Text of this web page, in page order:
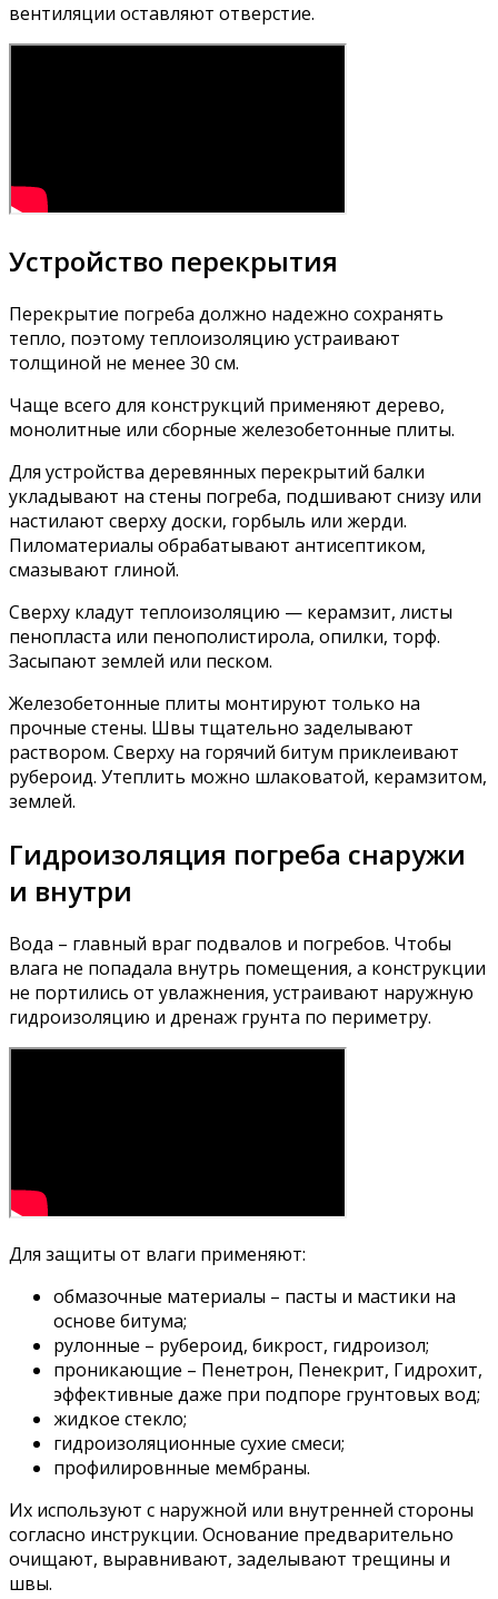
вентиляции оставляют отверстие.
Устройство перекрытия
Перекрытие погреба должно надежно сохранять
тепло, поэтому теплоизоляцию устраивают
толщиной не менее 30 см.
Чаще всего для конструкций применяют дерево,
монолитные или сборные железобетонные плиты.
Для устройства деревянных перекрытий балки
укладывают на стены погреба, подшивают снизу или
настилают сверху доски, горбыль или жерди.
Пиломатериалы обрабатывают антисептиком,
смазывают глиной.
Сверху кладут теплоизоляцию — керамзит, листы
пенопласта или пенополистирола, опилки, торф.
Засыпают землей или песком.
Железобетонные плиты монтируют только на
прочные стены. Швы тщательно заделывают
раствором. Сверху на горячий битум приклеивают
рубероид. Утеплить можно шлаковатой, керамзитом,
землей.
Гидроизоляция погреба снаружи
и внутри
Вода – главный враг подвалов и погребов. Чтобы
влага не попадала внутрь помещения, а конструкции
не портились от увлажнения, устраивают наружную
гидроизоляцию и дренаж грунта по периметру.
Для защиты от влаги применяют:
обмазочные материалы – пасты и мастики на
основе битума;
рулонные – рубероид, бикрост, гидроизол;
проникающие – Пенетрон, Пенекрит, Гидрохит,
эффективные даже при подпоре грунтовых вод;
жидкое стекло;
гидроизоляционные сухие смеси;
профилировнные мембраны.
Их используют с наружной или внутренней стороны
согласно инструкции. Основание предварительно
очищают, выравнивают, заделывают трещины и
швы.